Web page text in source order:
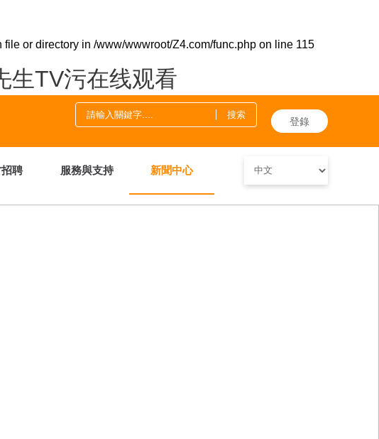
file or directory in /www/wwwroot/Z4.com/func.php on line 115
生TV污在线观看
登錄
招聘 服務與支持 新聞中心